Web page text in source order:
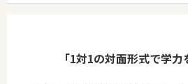
「1対1の対面形式で学力